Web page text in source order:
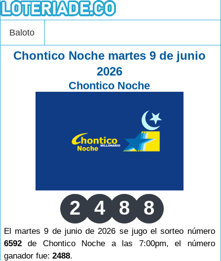
Baloto
Chontico Noche martes 9 de junio
2026
Chontico Noche
2 4 8 8
El martes 9 de junio de 2026 se jugo el sorteo número
6592 de Chontico Noche a las 7:00pm, el número
ganador fue: 2488.